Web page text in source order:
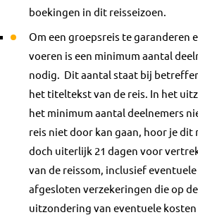
boekingen in dit reisseizoen.
Om een groepsreis te garanderen
voeren is een minimum aantal
nodig. Dit aantal staat bij
het titeltekst van de reis. In het
het minimum aantal deelnemers
reis niet door kan gaan, hoor je dit
doch uiterlijk 21 dagen voor
van de reissom, inclusief eventuele
afgesloten verzekeringen die op
uitzondering van eventuele